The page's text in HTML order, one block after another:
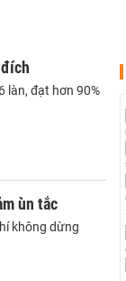
làn, đạt hơn 90%
ùn tắc
không dừng